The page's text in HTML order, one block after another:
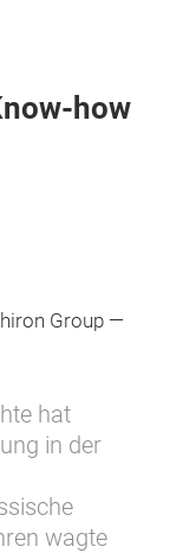
how
Group —
hat
in der
wagte